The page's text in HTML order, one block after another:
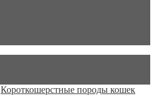
Короткошерстные породы кошек